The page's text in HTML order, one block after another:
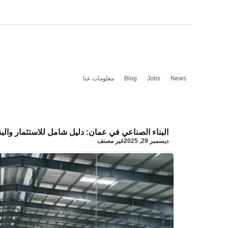
News
Jobs
Blog معلومات عنا
البناء الصناعي في عمان: دليل شامل للاستثمار
ديسمبر 29, 2025 غير مصنف